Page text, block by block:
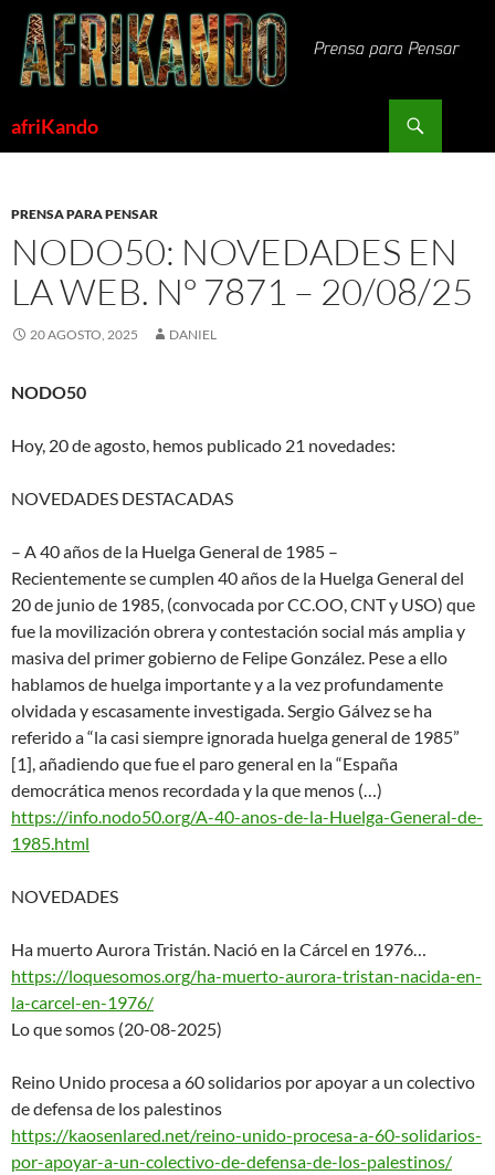
Saltar
contenido
afriKando
PRENSA PARA PENSAR
NODO50: NOVEDADES EN
LA WEB. Nº 7871 – 20/08/25
20 AGOSTO, 2025 DANIEL
NODO50
Hoy, 20 de agosto, hemos publicado 21 novedades:
NOVEDADES DESTACADAS
– A 40 años de la Huelga General de 1985 –
Recientemente se cumplen 40 años de la Huelga General del
20 de junio de 1985, (convocada por CC.OO, CNT y USO) que
fue la movilización obrera y contestación social más amplia y
masiva del primer gobierno de Felipe González. Pese a ello
hablamos de huelga importante y a la vez profundamente
olvidada y escasamente investigada. Sergio Gálvez se ha
referido a “la casi siempre ignorada huelga general de 1985”
[1], añadiendo que fue el paro general en la “España
democrática menos recordada y la que menos (…)
https://info.nodo50.org/A-40-anos-de-la-Huelga-General-de-
1985.html
NOVEDADES
Ha muerto Aurora Tristán. Nació en la Cárcel en 1976…
https://loquesomos.org/ha-muerto-aurora-tristan-nacida-en-
la-carcel-en-1976/
Lo que somos (20-08-2025)
Reino Unido procesa a 60 solidarios por apoyar a un colectivo
de defensa de los palestinos
https://kaosenlared.net/reino-unido-procesa-a-60-solidarios-
por-apoyar-a-un-colectivo-de-defensa-de-los-palestinos/